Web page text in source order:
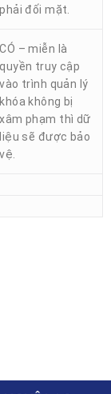
phải đối mặt.
CÓ – miễn là
quyền truy cập
vào trình quản lý
khóa không bị
xâm phạm thì dữ
liệu sẽ được bảo
vệ.